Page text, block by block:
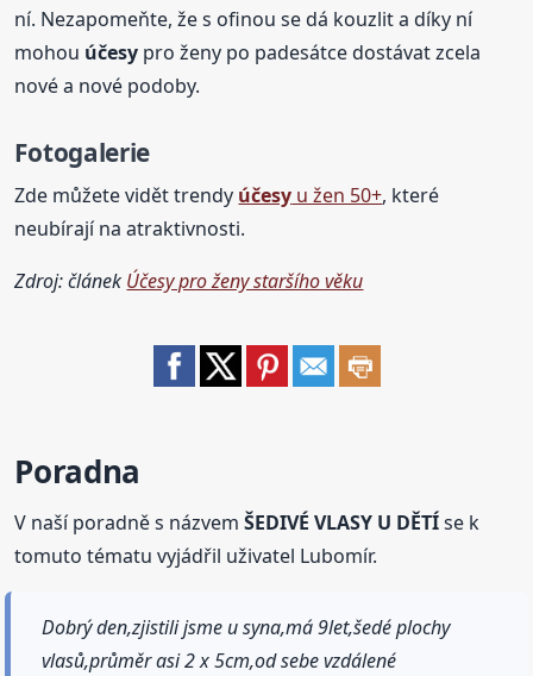
ní. Nezapomeňte, že s ofinou se dá kouzlit a díky ní
mohou účesy pro ženy po padesátce dostávat zcela
nové a nové podoby.
Fotogalerie
Zde můžete vidět trendy účesy u žen 50+, které
neubírají na atraktivnosti.
Zdroj: článek Účesy pro ženy staršího věku
Poradna
V naší poradně s názvemŠEDIVÉ VLASY U DĚTÍse k
tomuto tématu vyjádřil uživatel Lubomír.
Dobrý den,zjistili jsme u syna,má 9let,šedé plochy
vlasů,průměr asi 2 x 5cm,od sebe vzdálené